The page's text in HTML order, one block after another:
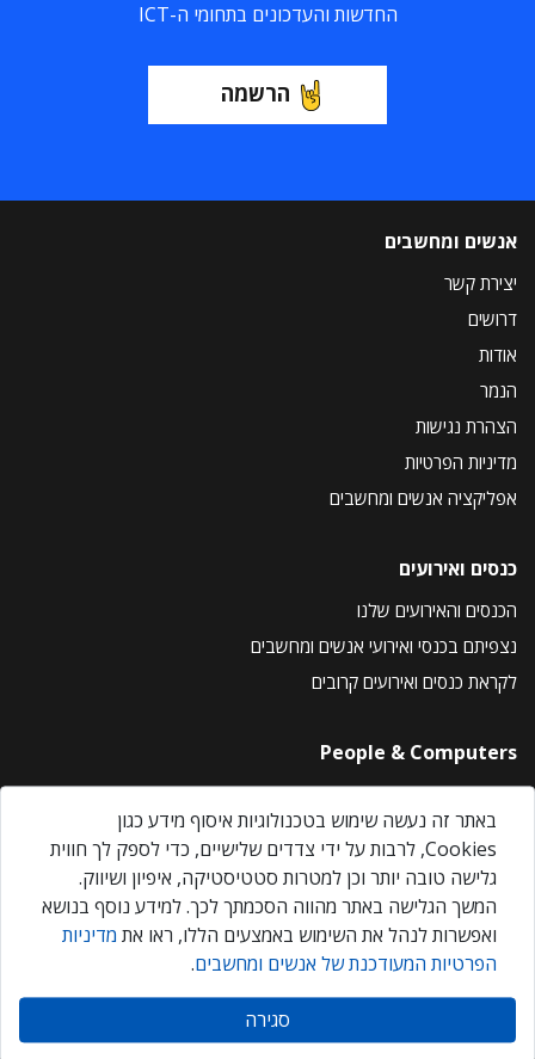
החדשות והעדכונים בתחומי ה-ICT
הרשמה
אנשים ומחשבים
יצירת קשר
דרושים
אודות
הנמר
הצהרת נגישות
מדיניות הפרטיות
אפליקציה אנשים ומחשבים
כנסים ואירועים
הכנסים והאירועים שלנו
נצפיתם בכנסי ואירועי אנשים ומחשבים
לקראת כנסים ואירועים קרובים
People & Computers
About Us
Privacy Policy
Contact Us
Our Events
אנשים ומחשבים © 2026 – כל הזכויות שמורות
באתר זה נעשה שימוש בטכנולוגיות איסוף מידע כגון
Cookies, לרבות על ידי צדדים שלישיים, כדי לספק לך חווית
גלישה טובה יותר וכן למטרות סטטיסטיקה, איפיון ושיווק.
המשך הגלישה באתר מהווה הסכמתך לכך. למידע נוסף בנושא
ואפשרות לנהל את השימוש באמצעים הללו, ראו את מדיניות
הפרטיות המעודכנת של אנשים ומחשבים.
סגירה